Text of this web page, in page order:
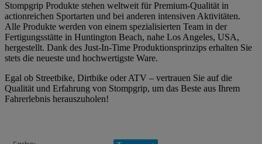
Stompgrip Produkte stehen weltweit für Premium-Qualität in
actionreichen Sportarten und bei anderen intensiven Aktivitäten.
Alle Produkte werden von einem spezialisierten Team in der
Fertigungsstätte in Huntington Beach, nahe Los Angeles, USA,
hergestellt. Dank des Just-In-Time Produktionsprinzips erhalten Sie
stets die neueste und hochwertigste Ware.
Egal ob Streetbike, Dirtbike oder ATV – vertrauen Sie auf die
Qualität und Erfahrung von Stompgrip, um das Beste aus Ihrem
Fahrerlebnis herauszuholen!